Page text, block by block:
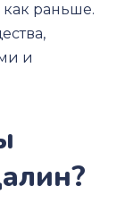
раньше.
и